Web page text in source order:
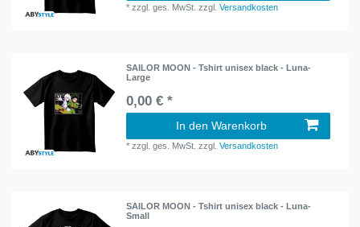
*zzgl. ges. MwSt. zzgl.Versandkosten
SAILOR MOON - Tshirt unisex black - Luna-
Large
0,00 € *
In den Warenkorb
*zzgl. ges. MwSt. zzgl.Versandkosten
SAILOR MOON - Tshirt unisex black - Luna-
Small